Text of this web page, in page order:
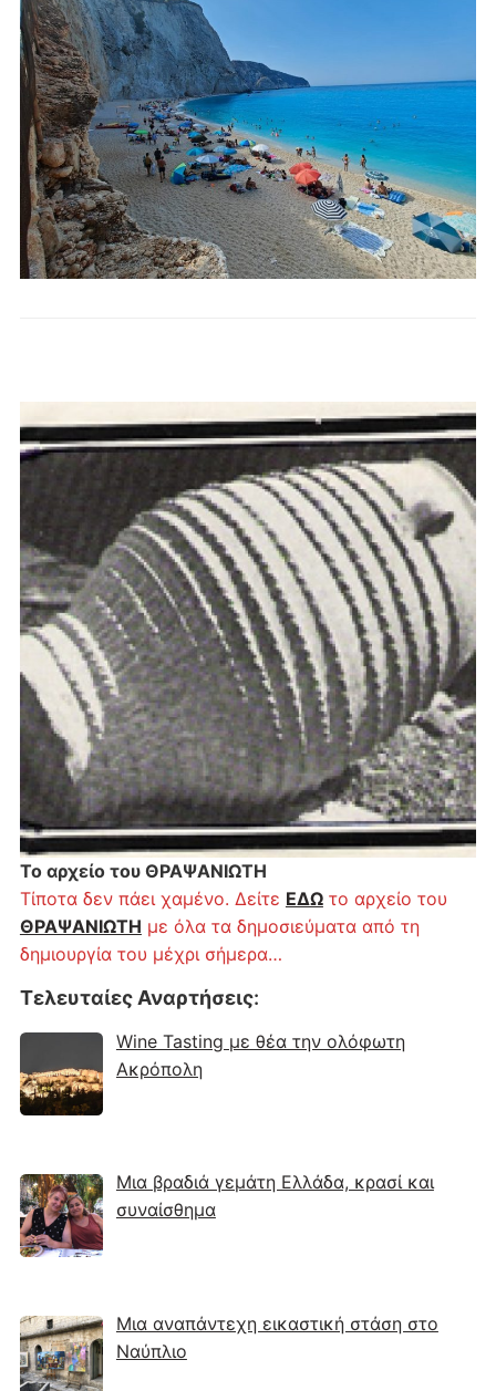
Το αρχείο του ΘΡΑΨΑΝΙΩΤΗ
Τίποτα δεν πάει χαμένο. Δείτε ΕΔΩτο αρχείο του
ΘΡΑΨΑΝΙΩΤΗ με όλα τα δημοσιεύματα από τη
δημιουργία του μέχρι σήμερα…
Τελευταίες Αναρτήσεις:
Wine Tasting με θέα την ολόφωτη
Ακρόπολη
Μια βραδιά γεμάτη Ελλάδα, κρασί και
συναίσθημα
Μια αναπάντεχη εικαστική στάση στο
Ναύπλιο